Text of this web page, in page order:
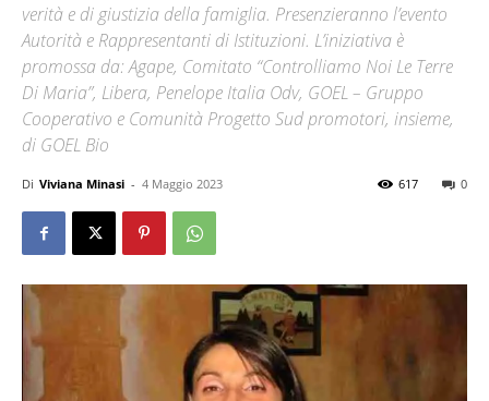
verità e di giustizia della famiglia. Presenzieranno l’evento
Autorità e Rappresentanti di Istituzioni. L’iniziativa è
promossa da: Agape, Comitato “Controlliamo Noi Le Terre
Di Maria”, Libera, Penelope Italia Odv, GOEL – Gruppo
Cooperativo e Comunità Progetto Sud promotori, insieme,
di GOEL Bio
Di Viviana Minasi - 4 Maggio 2023 0
617